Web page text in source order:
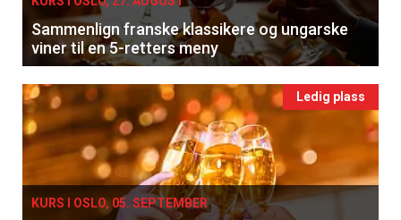
Sammenlign franske klassikere og ungarske
viner til en 5-retters meny
Ledig plass
KURS I OSLO, 05. SEPTEMBER